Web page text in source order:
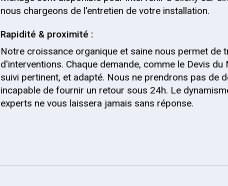
nous chargeons de l'entretien de votre installation.
Rapidité & proximité :
Notre croissance organique et saine nous permet de
d'interventions. Chaque demande, comme le Devis du
suivi pertinent, et adapté. Nous ne prendrons pas de
incapable de fournir un retour sous 24h. Le
experts ne vous laissera jamais sans réponse.